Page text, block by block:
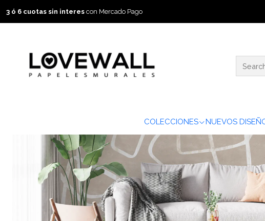
COLECCIONES NUEVOS
3 ó 6 cuotas sin interes con Mercado Pago